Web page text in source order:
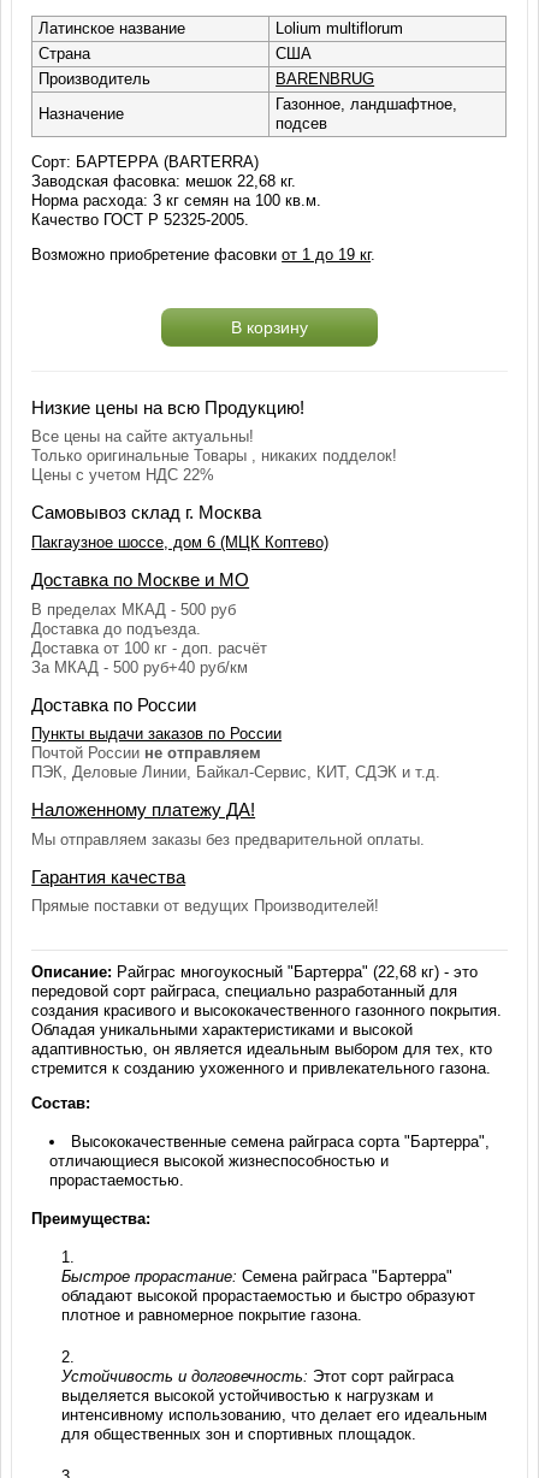
Латинское название
Lolium multiflorum
Страна
США
Производитель
BARENBRUG
Назначение
Газонное, ландшафтное,
подсев
Сорт: БАРТЕРРА (BARTERRA)
Заводская фасовка: мешок 22,68 кг.
Норма расхода: 3 кг семян на 100 кв.м.
Качество ГОСТ Р 52325-2005.
Возможно приобретение фасовкиот 1 до 19 кг.
В корзину
Низкие цены на всю Продукцию!
Все цены на сайте актуальны!
Только оригинальные Товары , никаких подделок!
Цены с учетом НДС 22%
Самовывоз склад г. Москва
Пакгаузное шоссе, дом 6 (МЦК Коптево)
Доставка по Москве и МО
В пределах МКАД - 500 руб
Доставка до подъезда.
Доставка от 100 кг - доп. расчёт
За МКАД - 500 руб+40 руб/км
Доставка по России
Пункты выдачи заказов по России
Почтой России не отправляем
ПЭК, Деловые Линии, Байкал-Сервис, КИТ, СДЭК и т.д.
Наложенному платежу ДА!
Мы отправляем заказы без предварительной оплаты.
Гарантия качества
Прямые поставки от ведущих Производителей!
Описание: Райграс многоукосный "Бартерра" (22,68 кг) - это
передовой сорт райграса, специально разработанный для
создания красивого и высококачественного газонного покрытия.
Обладая уникальными характеристиками и высокой
адаптивностью, он является идеальным выбором для тех, кто
стремится к созданию ухоженного и привлекательного газона.
Состав:
Высококачественные семена райграса сорта "Бартерра",
отличающиеся высокой жизнеспособностью и
прорастаемостью.
Преимущества:
Быстрое прорастание: Семена райграса "Бартерра"
обладают высокой прорастаемостью и быстро образуют
плотное и равномерное покрытие газона.
Устойчивость и долговечность: Этот сорт райграса
выделяется высокой устойчивостью к нагрузкам и
интенсивному использованию, что делает его идеальным
для общественных зон и спортивных площадок.